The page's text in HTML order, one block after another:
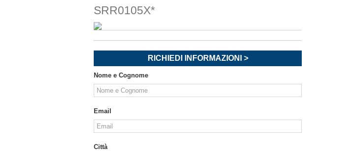
SRR0105X*
RICHIEDI INFORMAZIONI >
Nome e Cognome
Email
Città